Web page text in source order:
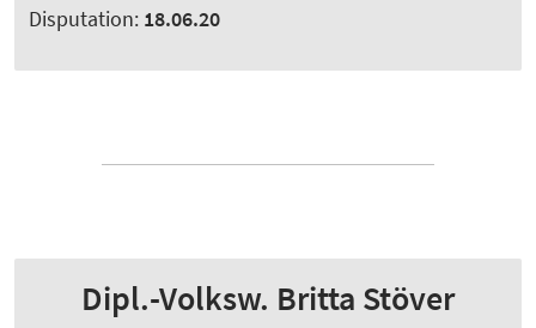
Disputation: 18.06.20
Dipl.-Volksw. Britta Stöver